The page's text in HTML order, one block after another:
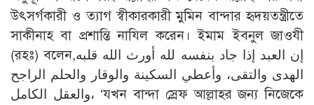
উৎসর্গকারী ও ত্যাগ স্বীকারকারী মুমিন বান্দার হৃদয়তন্ত্রীতে
সাকীনাহ বা প্রশান্তি নাযিল করেন। ইমাম ইবনুল জাওযী
(রহঃ) বলেন,إن العبد إذا جاد بنفسه لله أورث الله قلبه
الهدى والتقى، وأعطي السكينة والوقار والحلم الراجح
والعقل الكامل، ‘যখন বান্দা স্রেফ আল্লাহর জন্য নিজেকে